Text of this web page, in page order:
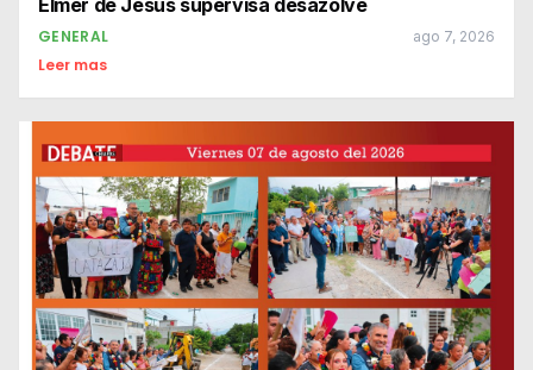
Elmer de Jesús supervisa desazolve
GENERAL ago 7, 2026
Leer mas